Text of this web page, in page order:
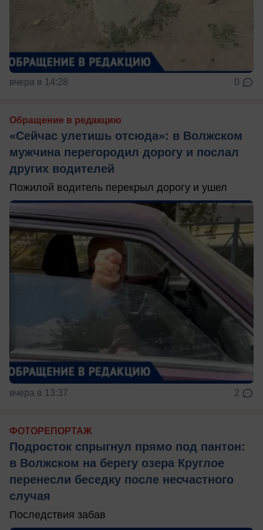
вчера в 14:28 0
Обращение в редакцию
«Сейчас улетишь отсюда»: в Волжском
мужчина перегородил дорогу и послал
других водителей
Пожилой водитель перекрыл дорогу и ушел
вчера в 13:37 2
ФОТОРЕПОРТАЖ
Подросток спрыгнул прямо под пантон:
в Волжском на берегу озера Круглое
перенесли беседку после несчастного
случая
Последствия забав